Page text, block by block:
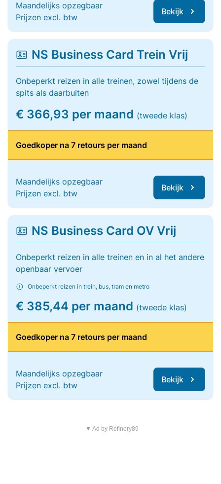
Maandelijks opzegbaar
Prijzen excl. btw
Bekijk
NS Business Card Trein Vrij
Onbeperkt reizen in alle treinen, zowel tijdens de
spits als daarbuiten
€ 366,93 per maand (tweede klas)
Goedkoper na 7 retours per maand
Maandelijks opzegbaar
Prijzen excl. btw
Bekijk
NS Business Card OV Vrij
Onbeperkt reizen in alle treinen en in al het andere
openbaar vervoer
Onbeperkt reizen in trein, bus, tram en metro
€ 385,44 per maand (tweede klas)
Goedkoper na 7 retours per maand
Maandelijks opzegbaar
Prijzen excl. btw
Bekijk
▼ Ad by Refinery89